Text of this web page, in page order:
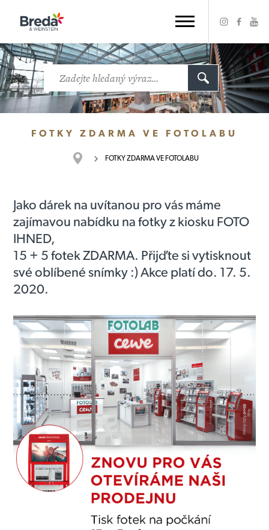
FOTKY ZDARMA VE FOTOLABU
FOTKY ZDARMA VE FOTOLABU
Jako dárek na uvítanou pro vás máme
zajímavou nabídku na fotky z kiosku FOTO
IHNED,
15 + 5 fotek ZDARMA. Přijďte si vytisknout
své oblíbené snímky :)Akce platí do. 17. 5.
2020.